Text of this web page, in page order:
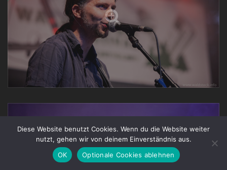
Diese Website benutzt Cookies. Wenn du die Website weiter
nutzt, gehen wir von deinem Einverständnis aus.
OK
Optionale Cookies ablehnen